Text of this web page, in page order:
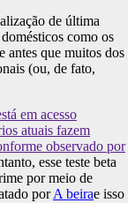
de última
como os
antes que muitos dos
(ou, de fato,
em acesso
atuais fazem
observado por
esse teste beta
por meio de
porA beirae isso